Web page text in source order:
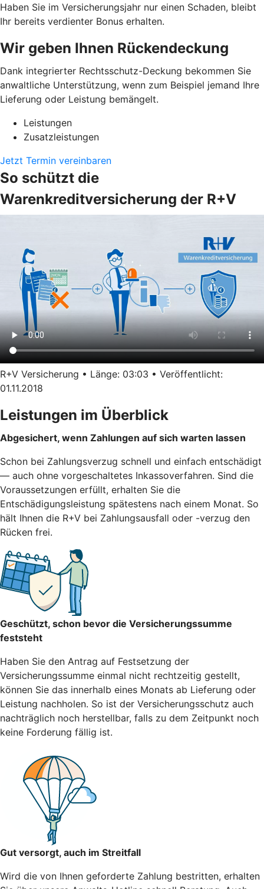
Haben Sie im Versicherungsjahr nur einen Schaden, bleibt
Ihr bereits verdienter Bonus erhalten.
Wir geben Ihnen Rückendeckung
Dank integrierter Rechtsschutz-Deckung bekommen Sie
anwaltliche Unterstützung, wenn zum Beispiel jemand Ihre
Lieferung oder Leistung bemängelt.
Leistungen
Zusatzleistungen
Jetzt Termin vereinbaren
So schützt die
Warenkreditversicherung der R+V
R+V Versicherung • Länge: 03:03 • Veröffentlicht:
01.11.2018
Leistungen im Überblick
Abgesichert, wenn Zahlungen auf sich warten lassen
Schon bei Zahlungsverzug schnell und einfach entschädigt
— auch ohne vorgeschaltetes Inkassoverfahren. Sind die
Voraussetzungen erfüllt, erhalten Sie die
Entschädigungsleistung spätestens nach einem Monat. So
hält Ihnen die R+V bei Zahlungsausfall oder -verzug den
Rücken frei.
Geschützt, schon bevor die Versicherungssumme
feststeht
Haben Sie den Antrag auf Festsetzung der
Versicherungssumme einmal nicht rechtzeitig gestellt,
können Sie das innerhalb eines Monats ab Lieferung oder
Leistung nachholen. So ist der Versicherungsschutz auch
nachträglich noch herstellbar, falls zu dem Zeitpunkt noch
keine Forderung fällig ist.
Gut versorgt, auch im Streitfall
Wird die von Ihnen geforderte Zahlung bestritten, erhalten